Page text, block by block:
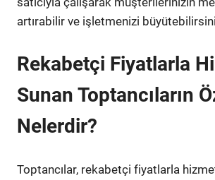
artırabilir ve işletmenizi
Rekabetçi Fiyatlarla
Sunan Toptancıların
Nelerdir?
Toptancılar, rekabetçi fiyatlarla